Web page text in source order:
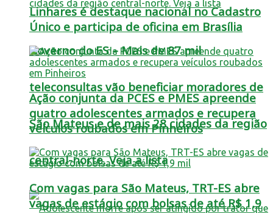
Governo do ES – Mais de 87 mil
teleconsultas vão beneficiar moradores de
São Mateus e de mais 28 cidades da região
central-norte. Veja a lista
Linhares é destaque nacional no Cadastro
Único e participa de oficina em Brasília
Ação conjunta da PCES e PMES apreende
quatro adolescentes armados e recupera
veículos roubados em Pinheiros
Com vagas para São Mateus, TRT-ES abre
vagas de estágio com bolsas de até R$ 1,9